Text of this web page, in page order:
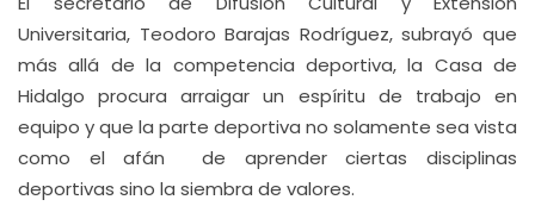
Universitaria, Teodoro Barajas Rodríguez, subrayó que
más allá de la competencia deportiva, la Casa de
Hidalgo procura arraigar un espíritu de trabajo en
equipo y que la parte deportiva no solamente sea vista
como el afán de aprender ciertas disciplinas
deportivas sino la siembra de valores.